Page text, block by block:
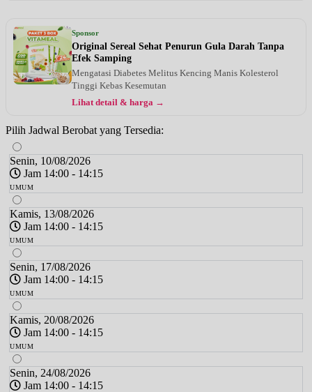
Sponsor
Original Sereal Sehat Penurun Gula Darah Tanpa
Efek Samping
Mengatasi Diabetes Melitus Kencing Manis Kolesterol
Tinggi Kebas Kesemutan
Lihat detail & harga →
Pilih Jadwal Berobat yang Tersedia:
Senin, 10/08/2026
Jam 14:00 - 14:15
UMUM
Kamis, 13/08/2026
Jam 14:00 - 14:15
UMUM
Senin, 17/08/2026
Jam 14:00 - 14:15
UMUM
Kamis, 20/08/2026
Jam 14:00 - 14:15
UMUM
Senin, 24/08/2026
Jam 14:00 - 14:15